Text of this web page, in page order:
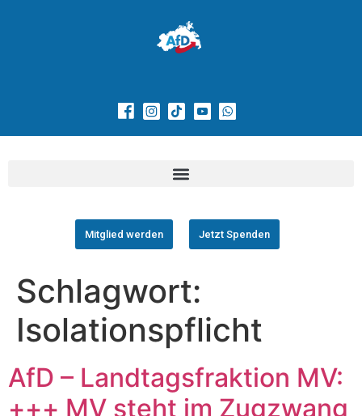
Mitglied werden Jetzt Spenden
Schlagwort:
Isolationspflicht
AfD – Landtagsfraktion MV:
+++ MV steht im Zugzwang